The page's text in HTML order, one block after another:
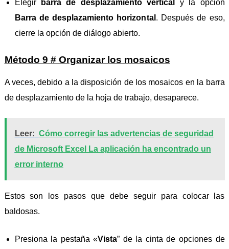
Elegir barra de desplazamiento vertical
y la opción
Barra de desplazamiento horizontal . Después de eso,
cierre la opción de diálogo abierto.
Método 9 # Organizar los mosaicos
A veces, debido a la disposición de los mosaicos en la barra
de desplazamiento de la hoja de trabajo, desaparece.
Leer: Cómo corregir las advertencias de seguridad
de Microsoft Excel La aplicación ha encontrado un
error interno
Estos son los pasos que debe seguir para colocar las
baldosas.
Presiona la pestaña «Vista” de la cinta de opciones de